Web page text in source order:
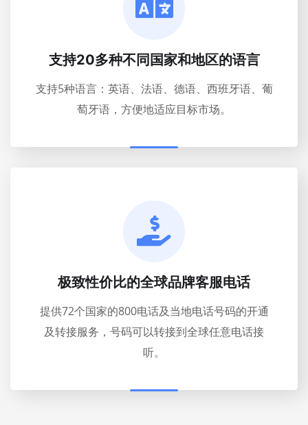
支持20多种不同国家和地区的语言
支持5种语言：英语、法语、德语、西班牙语、葡
萄牙语，方便地适应目标市场。
极致性价比的全球品牌客服电话
提供72个国家的800电话及当地电话号码的开通
及转接服务，号码可以转接到全球任意电话接
听。